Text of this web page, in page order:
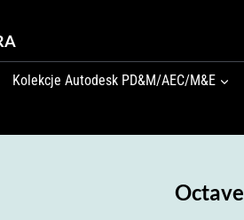
Kolekcje Autodesk PD&M/AEC/M&E
Octave